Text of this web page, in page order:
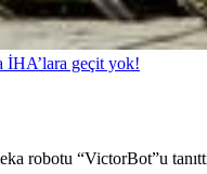
İHA’lara geçit yok!
robotu “VictorBot”u